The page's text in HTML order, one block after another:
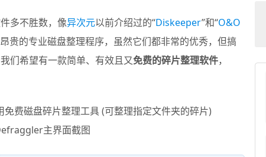
多不胜数，像异次元以前介绍过的“Diskeeper”和“O&O
贵的专业磁盘整理程序，虽然它们都非常的优秀，但搞
们希望有一款简单、有效且又免费的碎片整理软件，
主界面截图